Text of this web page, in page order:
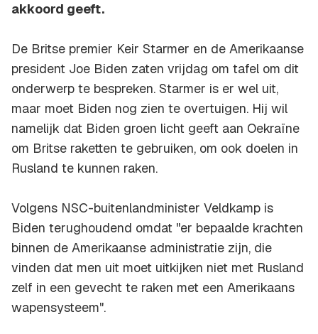
akkoord geeft.
De Britse premier Keir Starmer en de Amerikaanse
president Joe Biden zaten vrijdag om tafel om dit
onderwerp te bespreken. Starmer is er wel uit,
maar moet Biden nog zien te overtuigen. Hij wil
namelijk dat Biden groen licht geeft aan Oekraïne
om Britse raketten te gebruiken, om ook doelen in
Rusland te kunnen raken.
Volgens NSC-buitenlandminister Veldkamp is
Biden terughoudend omdat "er bepaalde krachten
binnen de Amerikaanse administratie zijn, die
vinden dat men uit moet uitkijken niet met Rusland
zelf in een gevecht te raken met een Amerikaans
wapensysteem".